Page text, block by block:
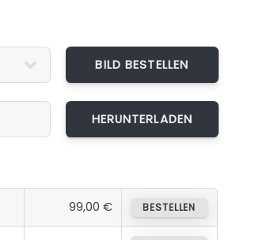
BILD BESTELLEN
99,00 € BESTELLEN